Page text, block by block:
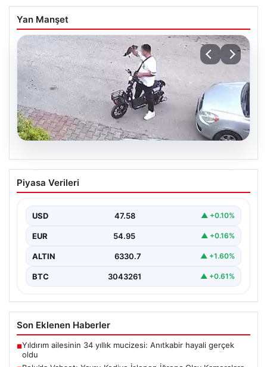
Yan Manşet
Bolu’da Vahşet: Yavru Kediye İşlenen
İğrenç Olay Kameralara Yansıdı
günlerde meydana gelen korkutucu olay, bölgedeki
sakinleri derinden sarstı. Elektrikli…
Piyasa Verileri
USD 47.58 ▲ +0.10%
EUR 54.95 ▲ +0.16%
ALTIN 6330.7 ▲ +1.60%
BTC 3043261 ▲ +0.61%
Son Eklenen Haberler
■Yıldırım ailesinin 34 yıllık mucizesi: Anıtkabir hayali gerçek
oldu